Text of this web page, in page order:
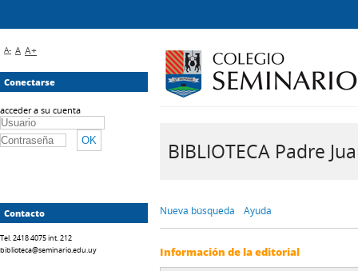
BIBLIOTECA Padre
Nueva búsqueda Ayuda
Información de la editorial
A- A A+
Conectarse
acceder a su cuenta
Contacto
Tel. 2418 4075 int. 212
biblioteca@seminario.edu.uy